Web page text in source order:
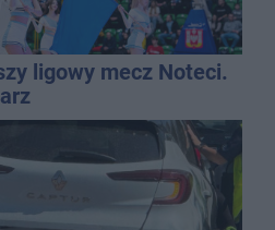
ligowy mecz Noteci.